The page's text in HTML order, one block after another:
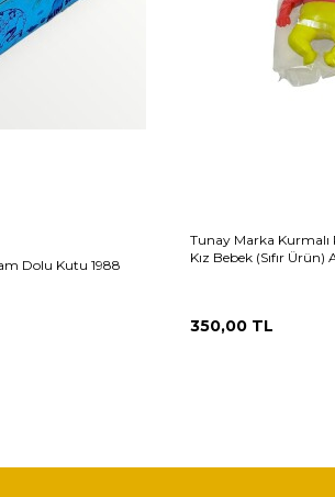
Dolu Kutu 1988
Tunay Marka
Kız Bebek (Sıfır
350,00 TL